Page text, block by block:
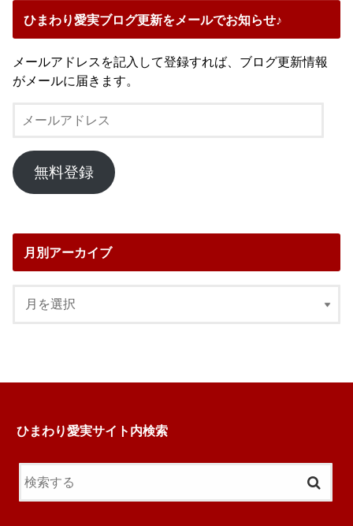
ひまわり愛実ブログ更新をメールでお知らせ♪
メールアドレスを記入して登録すれば、ブログ更新情報
がメールに届きます。
ー
ル
ア
ド
無料登録
月別アーカイブ
ひまわり愛実サイト内検索